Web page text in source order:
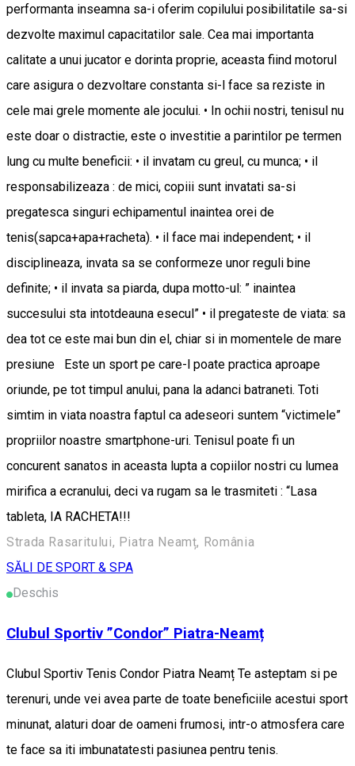
performanta inseamna sa-i oferim copilului posibilitatile sa-si
dezvolte maximul capacitatilor sale. Cea mai importanta
calitate a unui jucator e dorinta proprie, aceasta fiind motorul
care asigura o dezvoltare constanta si-l face sa reziste in
cele mai grele momente ale jocului. • In ochii nostri, tenisul nu
este doar o distractie, este o investitie a parintilor pe termen
lung cu multe beneficii: • il invatam cu greul, cu munca; • il
responsabilizeaza : de mici, copiii sunt invatati sa-si
pregatesca singuri echipamentul inaintea orei de
tenis(sapca+apa+racheta). • il face mai independent; • il
disciplineaza, invata sa se conformeze unor reguli bine
definite; • il invata sa piarda, dupa motto-ul: ” inaintea
succesului sta intotdeauna esecul” • il pregateste de viata: sa
dea tot ce este mai bun din el, chiar si in momentele de mare
presiune Este un sport pe care-l poate practica aproape
oriunde, pe tot timpul anului, pana la adanci batraneti. Toti
simtim in viata noastra faptul ca adeseori suntem “victimele”
propriilor noastre smartphone-uri. Tenisul poate fi un
concurent sanatos in aceasta lupta a copiilor nostri cu lumea
mirifica a ecranului, deci va rugam sa le trasmiteti : “Lasa
tableta, IA RACHETA!!!
Strada Rasaritului, Piatra Neamț, România
SĂLI DE SPORT & SPA
Deschis
Clubul Sportiv ”Condor” Piatra-Neamț
Clubul Sportiv Tenis Condor Piatra Neamț Te asteptam si pe
terenuri, unde vei avea parte de toate beneficiile acestui sport
minunat, alaturi doar de oameni frumosi, intr-o atmosfera care
te face sa iti imbunatatesti pasiunea pentru tenis.